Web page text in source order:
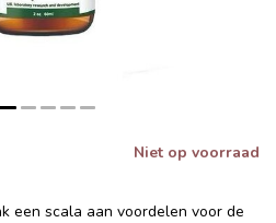
Niet op voorraad
een scala aan voordelen voor de